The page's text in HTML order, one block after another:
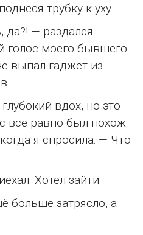
трубку к уху.
да?! — раздался
голос моего бывшего
выпал гаджет из
вдох, но это
всё равно был похож
я спросила: — Что
Хотел зайти.
больше затрясло, а